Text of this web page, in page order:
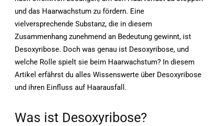
und das Haarwachstum zu fördern. Eine
vielversprechende Substanz, die in diesem
Zusammenhang zunehmend an Bedeutung gewinnt, ist
Desoxyribose. Doch was genau ist Desoxyribose, und
welche Rolle spielt sie beim Haarwachstum? In diesem
Artikel erfährst du alles Wissenswerte über Desoxyribose
und ihren Einfluss auf Haarausfall.
Was ist Desoxyribose?